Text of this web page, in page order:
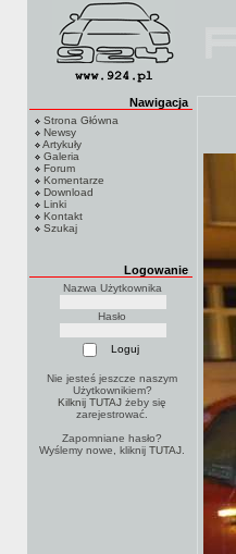
Nawigacja
Strona Główna
Newsy
Artykuły
Galeria
Forum
Komentarze
Download
Linki
Kontakt
Szukaj
Logowanie
Nazwa Użytkownika
Hasło
Nie jesteś jeszcze naszym
Użytkownikiem?
Kilknij TUTAJ żeby się
zarejestrować.
Zapomniane hasło?
Wyślemy nowe, kliknijTUTAJ